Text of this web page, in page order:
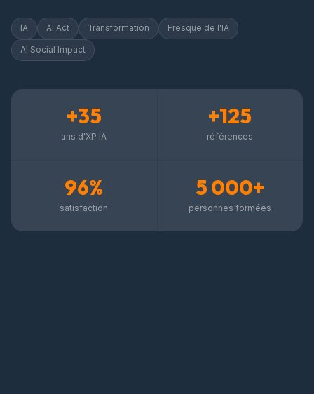
IA AI Act Transformation Fresque de l'IA
AI Social Impact
+35
ans d'XP IA
+125
références
96%
satisfaction
5 000+
personnes formées